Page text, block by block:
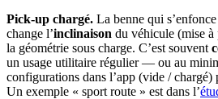
Pick-up chargé. La benne qui
change l’inclinaison du véhicule (mise à
la géométrie sous charge. C’est souvent
un usage utilitaire régulier — ou au
configurations dans l’app (vide / chargé)
Un exemple « sport route » est dans l’